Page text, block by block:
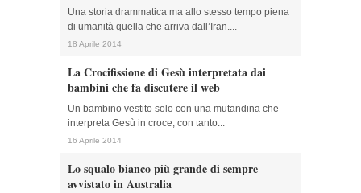
Una storia drammatica ma allo stesso tempo piena
di umanità quella che arriva dall’Iran....
18 Aprile 2014
La Crocifissione di Gesù interpretata dai
bambini che fa discutere il web
Un bambino vestito solo con una mutandina che
interpreta Gesù in croce, con tanto...
16 Aprile 2014
Lo squalo bianco più grande di sempre
avvistato in Australia